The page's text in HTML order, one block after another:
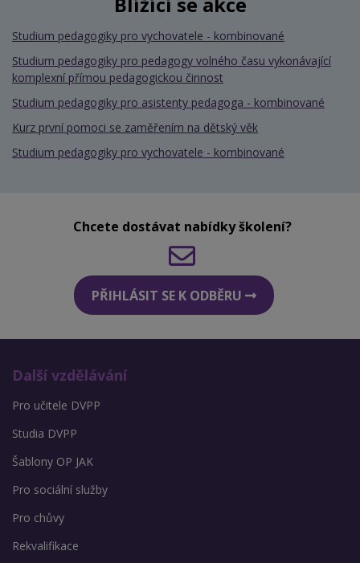
Studium pedagogiky pro vychovatele - kombinované
Studium pedagogiky pro pedagogy volného času vykonávající
komplexní přímou pedagogickou činnost
Studium pedagogiky pro asistenty pedagoga - kombinované
Kurz první pomoci se zaměřením na dětský věk
Studium pedagogiky pro vychovatele - kombinované
Chcete dostávat nabídky školení?
PŘIHLÁSIT SE K ODBĚRU
Další vzdělávání
Pro učitele DVPP
Studia DVPP
Šablony OP JAK
Pro sociální služby
Pro chůvy
Rekvalifikace